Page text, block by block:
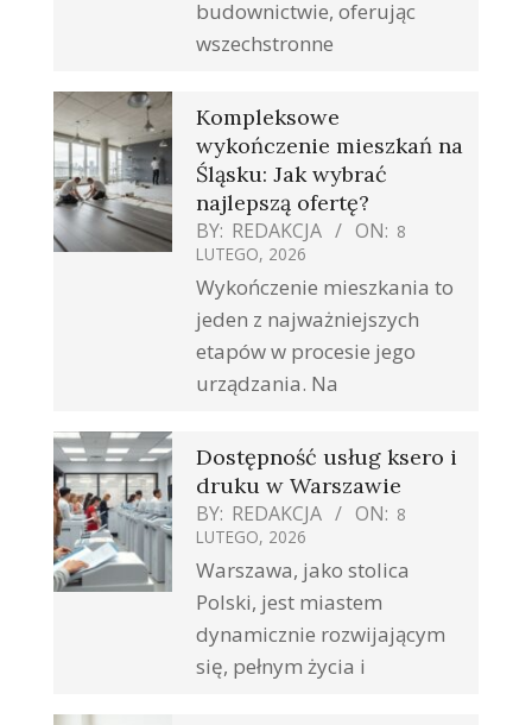
budownictwie, oferując
wszechstronne
Kompleksowe
wykończenie mieszkań na
Śląsku: Jak wybrać
najlepszą ofertę?
BY: REDAKCJA ON: 8
LUTEGO, 2026
Wykończenie mieszkania to
jeden z najważniejszych
etapów w procesie jego
urządzania. Na
Dostępność usług ksero i
druku w Warszawie
BY: REDAKCJA ON: 8
LUTEGO, 2026
Warszawa, jako stolica
Polski, jest miastem
dynamicznie rozwijającym
się, pełnym życia i